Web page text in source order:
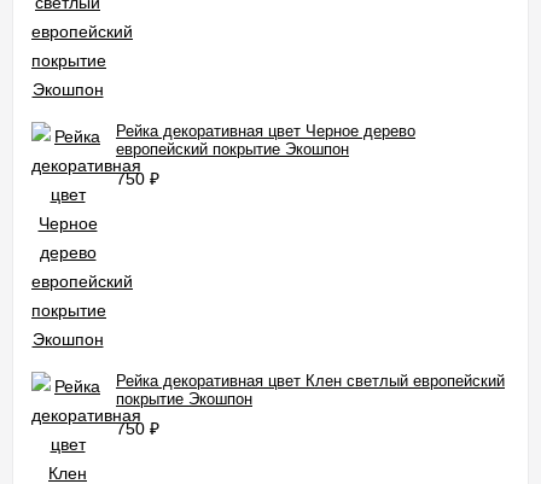
Рейка декоративная цвет Черное дерево
европейский покрытие Экошпон
750 ₽
Рейка декоративная цвет Клен светлый европейский
покрытие Экошпон
750 ₽